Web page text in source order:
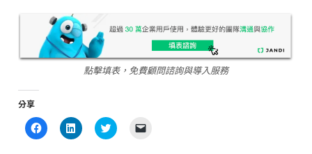
點擊填表，免費顧問諮詢與導入服務
分享
Click
to
Click
to
Click
to